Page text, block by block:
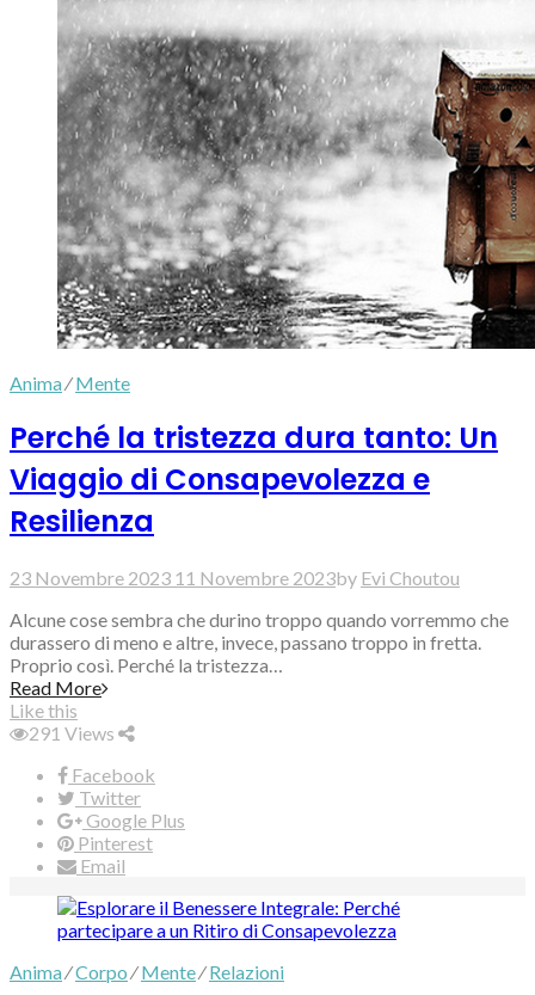
Anima⁄Mente
Perché la tristezza dura tanto: Un
Viaggio di Consapevolezza e
Resilienza
23 Novembre 2023 11 Novembre 2023by Evi Choutou
Alcune cose sembra che durino troppo quando vorremmo che
durassero di meno e altre, invece, passano troppo in fretta.
Proprio così. Perché la tristezza…
Read More
Like this
291 Views
Facebook
Twitter
Google Plus
Pinterest
Email
Anima⁄Corpo⁄Mente⁄Relazioni